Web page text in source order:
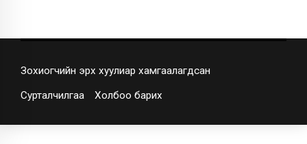
Зохиогчийн эрх хуулиар хамгаалагдсан
Сурталчилгаа Холбоо барих